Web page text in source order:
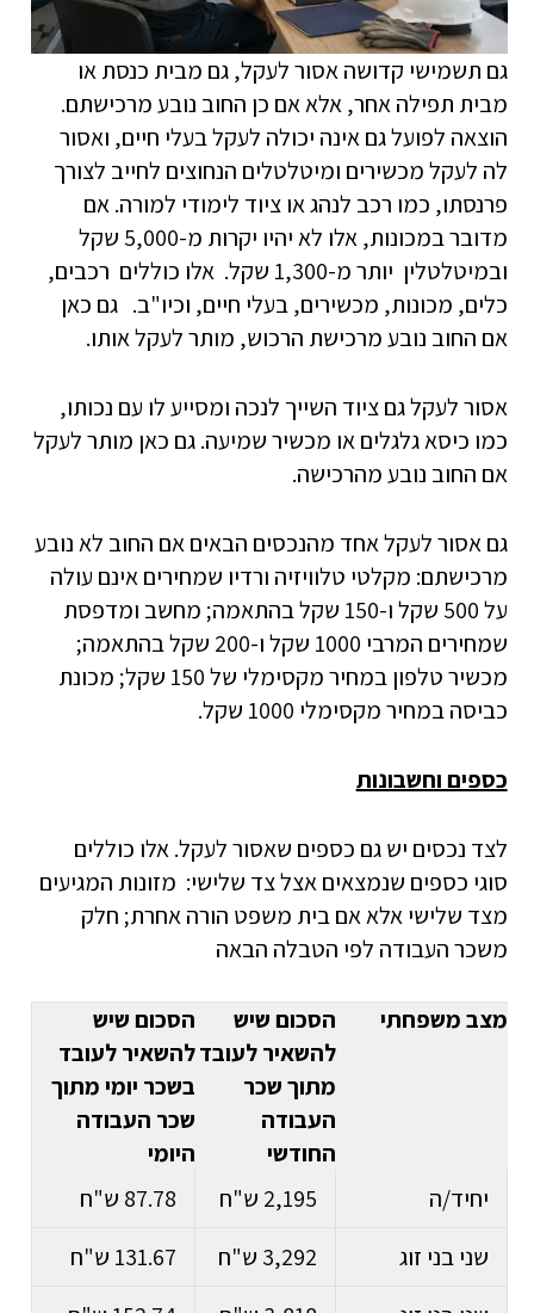
גם תשמישי קדושה אסור לעקל, גם מבית כנסת או
מבית תפילה אחר, אלא אם כן החוב נובע מרכישתם.
הוצאה לפועל גם אינה יכולה לעקל בעלי חיים, ואסור
לה לעקל מכשירים ומיטלטלים הנחוצים לחייב לצורך
פרנסתו, כמו רכב לנהג או ציוד לימודי למורה. אם
מדובר במכונות, אלו לא יהיו יקרות מ-5,000 שקל
ובמיטלטלין יותר מ-1,300 שקל. אלו כוללים רכבים,
כלים, מכונות, מכשירים, בעלי חיים, וכיו"ב. גם כאן
אם החוב נובע מרכישת הרכוש, מותר לעקל אותו.
אסור לעקל גם ציוד השייך לנכה ומסייע לו עם נכותו,
כמו כיסא גלגלים או מכשיר שמיעה. גם כאן מותר לעקל
אם החוב נובע מהרכישה.
גם אסור לעקל אחד מהנכסים הבאים אם החוב לא נובע
מרכישתם: מקלטי טלוויזיה ורדיו שמחירים אינם עולה
על 500 שקל ו-150 שקל בהתאמה; מחשב ומדפסת
שמחירים המרבי 1000 שקל ו-200 שקל בהתאמה;
מכשיר טלפון במחיר מקסימלי של 150 שקל; מכונת
כביסה במחיר מקסימלי 1000 שקל.
כספים וחשבונות
לצד נכסים יש גם כספים שאסור לעקל. אלו כוללים
סוגי כספים שנמצאים אצל צד שלישי: מזונות המגיעים
מצד שלישי אלא אם בית משפט הורה אחרת; חלק
משכר העבודה לפי הטבלה הבאה
מצב משפחתי
הסכום שיש
להשאיר לעובד
מתוך שכר
העבודה
החודשי
הסכום שיש
להשאיר לעובד
בשכר יומי מתוך
שכר העבודה
היומי
יחיד/ה
2,195 ש"ח
87.78 ש"ח
שני בני זוג
3,292 ש"ח
131.67 ש"ח